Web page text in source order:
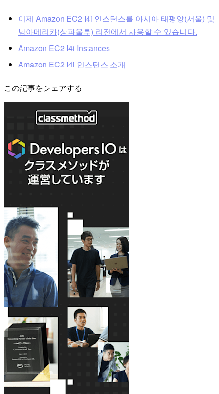
이제 Amazon EC2 I4i 인스턴스를 아시아 태평양(서울) 및
남아메리카(상파울루) 리전에서 사용할 수 있습니다.
Amazon EC2 I4i Instances
Amazon EC2 I4i 인스턴스 소개
この記事をシェアする